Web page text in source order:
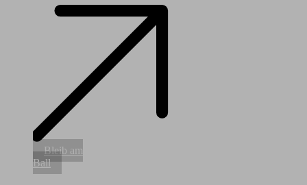
Bleib
am
Ball
Bleib am
Ball